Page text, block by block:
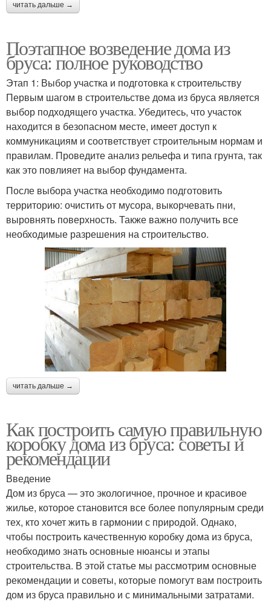
читать дальше →
Поэтапное возведение дома из
бруса: полное руководство
Этап 1: Выбор участка и подготовка к строительству
Первым шагом в строительстве дома из бруса является
выбор подходящего участка. Убедитесь, что участок
находится в безопасном месте, имеет доступ к
коммуникациям и соответствует строительным нормам и
правилам. Проведите анализ рельефа и типа грунта, так
как это повлияет на выбор фундамента.
После выбора участка необходимо подготовить
территорию: очистить от мусора, выкорчевать пни,
выровнять поверхность. Также важно получить все
необходимые разрешения на строительство.
читать дальше →
Как построить самую правильную
коробку дома из бруса: советы и
рекомендации
Введение
Дом из бруса — это экологичное, прочное и красивое
жилье, которое становится все более популярным среди
тех, кто хочет жить в гармонии с природой. Однако,
чтобы построить качественную коробку дома из бруса,
необходимо знать основные нюансы и этапы
строительства. В этой статье мы рассмотрим основные
рекомендации и советы, которые помогут вам построить
дом из бруса правильно и с минимальными затратами.